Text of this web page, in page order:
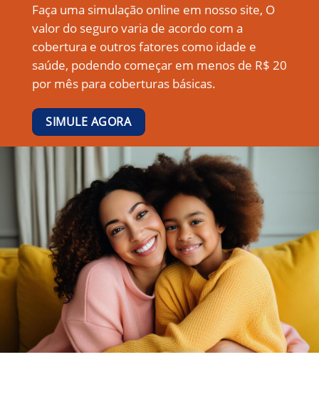
Faça uma simulação online em nosso site, O
valor do seguro varia de acordo com a
cobertura e outros fatores como idade e
saúde, podendo começar em menos de R$ 20
por mês para coberturas básicas.
SIMULE AGORA